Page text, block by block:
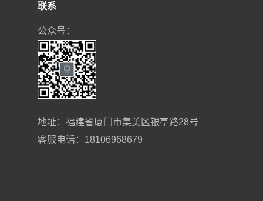
联系
公众号：
地址：福建省厦门市集美区银亭路28号
客服电话：18106968679